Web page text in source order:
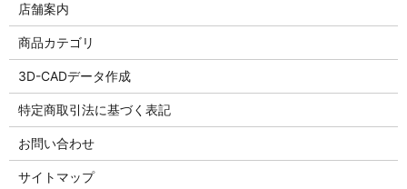
店舗案内
商品カテゴリ
3D-CADデータ作成
特定商取引法に基づく表記
お問い合わせ
サイトマップ